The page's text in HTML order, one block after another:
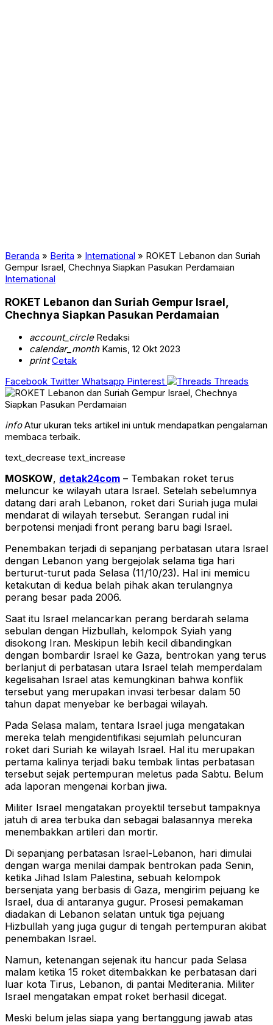
Beranda » Berita » International » ROKET Lebanon dan Suriah
Gempur Israel, Chechnya Siapkan Pasukan Perdamaian
International
ROKET Lebanon dan Suriah Gempur Israel,
Chechnya Siapkan Pasukan Perdamaian
account_circleRedaksi
calendar_monthKamis, 12 Okt 2023
print Cetak
Facebook Twitter Whatsapp Pinterest Threads
infoAtur ukuran teks artikel ini untuk mendapatkan pengalaman
membaca terbaik.
text_decrease text_increase
MOSKOW, detak24com – Tembakan roket terus
meluncur ke wilayah utara Israel. Setelah sebelumnya
datang dari arah Lebanon, roket dari Suriah juga mulai
mendarat di wilayah tersebut. Serangan rudal ini
berpotensi menjadi front perang baru bagi Israel.
Penembakan terjadi di sepanjang perbatasan utara Israel
dengan Lebanon yang bergejolak selama tiga hari
berturut-turut pada Selasa (11/10/23). Hal ini memicu
ketakutan di kedua belah pihak akan terulangnya
perang besar pada 2006.
Saat itu Israel melancarkan perang berdarah selama
sebulan dengan Hizbullah, kelompok Syiah yang
disokong Iran. Meskipun lebih kecil dibandingkan
dengan bombardir Israel ke Gaza, bentrokan yang terus
berlanjut di perbatasan utara Israel telah memperdalam
kegelisahan Israel atas kemungkinan bahwa konflik
tersebut yang merupakan invasi terbesar dalam 50
tahun dapat menyebar ke berbagai wilayah.
Pada Selasa malam, tentara Israel juga mengatakan
mereka telah mengidentifikasi sejumlah peluncuran
roket dari Suriah ke wilayah Israel. Hal itu merupakan
pertama kalinya terjadi baku tembak lintas perbatasan
tersebut sejak pertempuran meletus pada Sabtu. Belum
ada laporan mengenai korban jiwa.
Militer Israel mengatakan proyektil tersebut tampaknya
jatuh di area terbuka dan sebagai balasannya mereka
menembakkan artileri dan mortir.
Di sepanjang perbatasan Israel-Lebanon, hari dimulai
dengan warga menilai dampak bentrokan pada Senin,
ketika Jihad Islam Palestina, sebuah kelompok
bersenjata yang berbasis di Gaza, mengirim pejuang ke
Israel, dua di antaranya gugur. Prosesi pemakaman
diadakan di Lebanon selatan untuk tiga pejuang
Hizbullah yang juga gugur di tengah pertempuran akibat
penembakan Israel.
Namun, ketenangan sejenak itu hancur pada Selasa
malam ketika 15 roket ditembakkan ke perbatasan dari
luar kota Tirus, Lebanon, di pantai Mediterania. Militer
Israel mengatakan empat roket berhasil dicegat.
Meski belum jelas siapa yang bertanggung jawab atas